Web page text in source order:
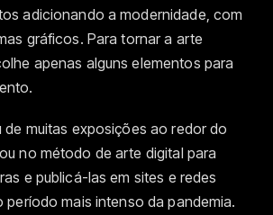
adicionando a modernidade, com
gráficos. Para tornar a arte
apenas alguns elementos para
muitas exposições ao redor do
no método de arte digital para
e publicá-las em sites e redes
período mais intenso da pandemia.